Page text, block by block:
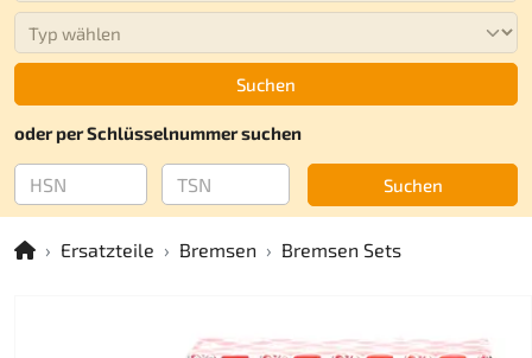
Suchen
oder per Schlüsselnummer suchen
Suchen
Ersatzteile Bremsen Bremsen Sets